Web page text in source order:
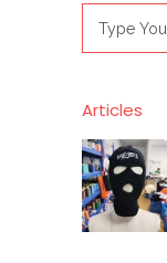
for:
Articles